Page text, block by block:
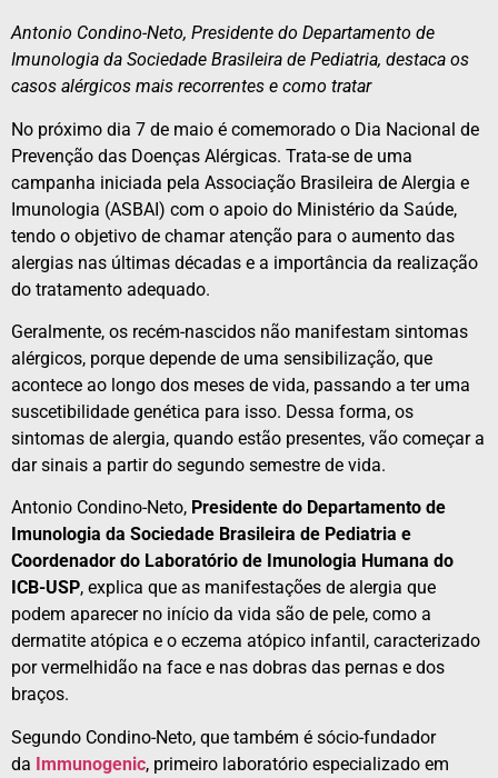
Antonio Condino-Neto, Presidente do Departamento de
Imunologia da Sociedade Brasileira de Pediatria, destaca os
casos alérgicos mais recorrentes e como tratar
No próximo dia 7 de maio é comemorado o Dia Nacional de
Prevenção das Doenças Alérgicas. Trata-se de uma
campanha iniciada pela Associação Brasileira de Alergia e
Imunologia (ASBAI) com o apoio do Ministério da Saúde,
tendo o objetivo de chamar atenção para o aumento das
alergias nas últimas décadas e a importância da realização
do tratamento adequado.
Geralmente, os recém-nascidos não manifestam sintomas
alérgicos, porque depende de uma sensibilização, que
acontece ao longo dos meses de vida, passando a ter uma
suscetibilidade genética para isso. Dessa forma, os
sintomas de alergia, quando estão presentes, vão começar a
dar sinais a partir do segundo semestre de vida.
Antonio Condino-Neto, Presidente do Departamento de
Imunologia da Sociedade Brasileira de Pediatria e
Coordenador do Laboratório de Imunologia Humana do
ICB-USP, explica que as manifestações de alergia que
podem aparecer no início da vida são de pele, como a
dermatite atópica e o eczema atópico infantil, caracterizado
por vermelhidão na face e nas dobras das pernas e dos
braços.
Segundo Condino-Neto, que também é sócio-fundador
da Immunogenic, primeiro laboratório especializado em